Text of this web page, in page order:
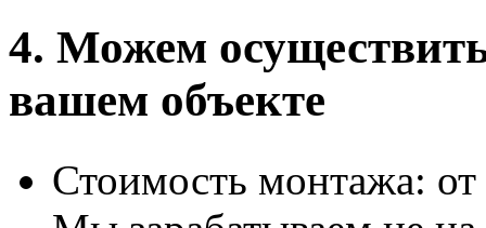
4. Можем
вашем объекте
Стоимость монтажа: